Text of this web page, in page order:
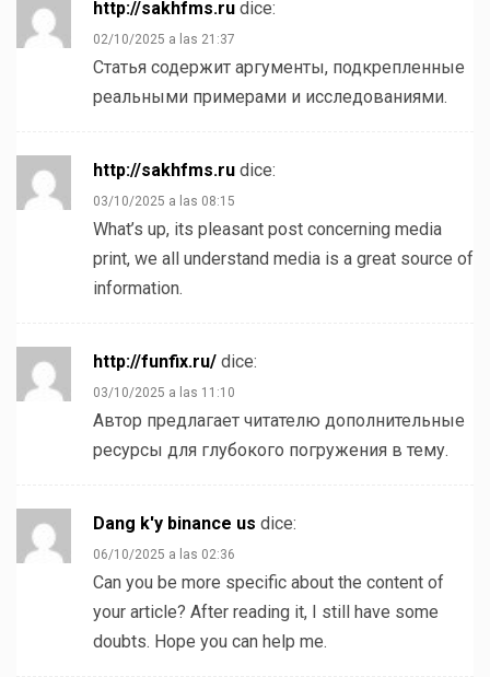
http://sakhfms.ru dice:
02/10/2025 a las 21:37
Статья содержит аргументы, подкрепленные
реальными примерами и исследованиями.
http://sakhfms.ru dice:
03/10/2025 a las 08:15
What’s up, its pleasant post concerning media
print, we all understand media is a great source of
information.
http://funfix.ru/ dice:
03/10/2025 a las 11:10
Автор предлагает читателю дополнительные
ресурсы для глубокого погружения в тему.
Dang k'y binance us dice:
06/10/2025 a las 02:36
Can you be more specific about the content of
your article? After reading it, I still have some
doubts. Hope you can help me.